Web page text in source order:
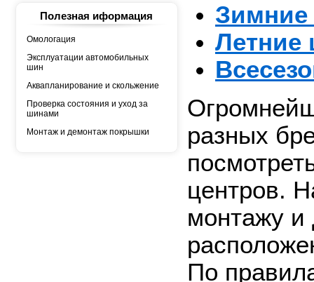
Полезная иформация
Омологация
Эксплуатации автомобильных
шин
Аквапланирование и скольжение
Проверка состояния и уход за
шинами
Монтаж и демонтаж покрышки
разных
центров.
монтажу
По